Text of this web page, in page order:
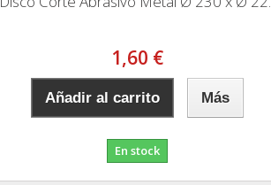
1,60 €
Añadir al carrito Más
En stock